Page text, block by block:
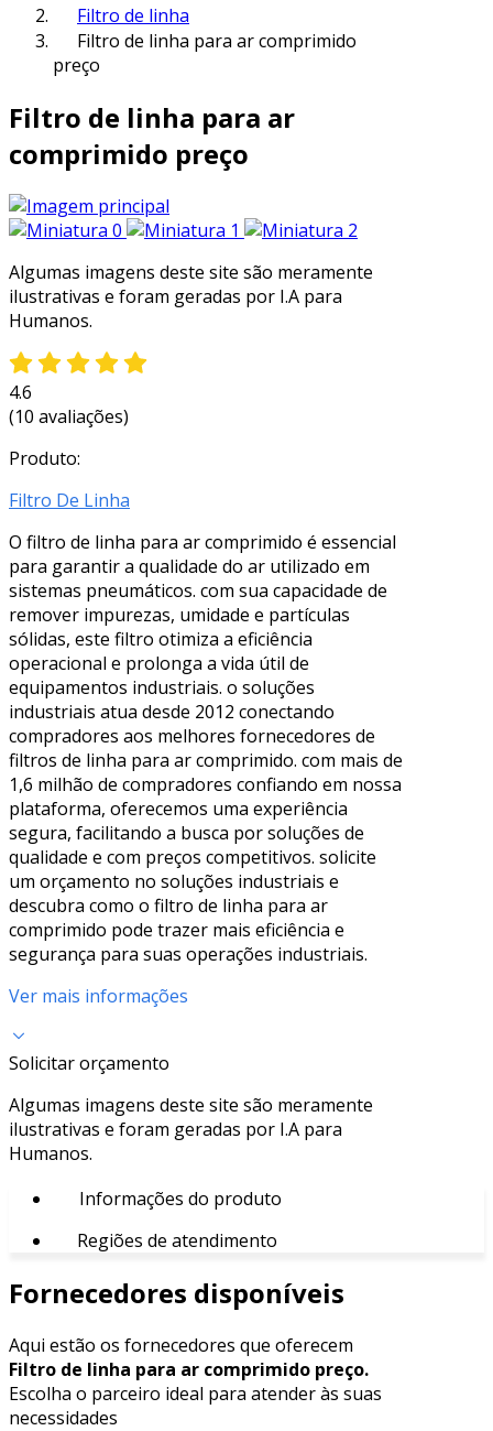
Filtro de linha
Filtro de linha para ar comprimido
preço
Filtro de linha para ar
comprimido preço
Algumas imagens deste site são meramente
ilustrativas e foram geradas por I.A para
Humanos.
4.6
(10 avaliações)
Produto:
Filtro De Linha
O filtro de linha para ar comprimido é essencial
para garantir a qualidade do ar utilizado em
sistemas pneumáticos. com sua capacidade de
remover impurezas, umidade e partículas
sólidas, este filtro otimiza a eficiência
operacional e prolonga a vida útil de
equipamentos industriais. o soluções
industriais atua desde 2012 conectando
compradores aos melhores fornecedores de
filtros de linha para ar comprimido. com mais de
1,6 milhão de compradores confiando em nossa
plataforma, oferecemos uma experiência
segura, facilitando a busca por soluções de
qualidade e com preços competitivos. solicite
um orçamento no soluções industriais e
descubra como o filtro de linha para ar
comprimido pode trazer mais eficiência e
segurança para suas operações industriais.
Ver mais informações
Solicitar orçamento
Algumas imagens deste site são meramente
ilustrativas e foram geradas por I.A para
Humanos.
Informações do produto
Regiões de atendimento
Fornecedores disponíveis
Aqui estão os fornecedores que oferecem
Filtro de linha para ar comprimido preço.
Escolha o parceiro ideal para atender às suas
necessidades